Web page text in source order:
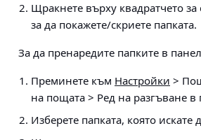
Щракнете върху квадратчето за
за да покажете/скриете папката.
За да пренаредите папките в
Преминете към Настройки >
на пощата > Ред на разгъване
Изберете папката, която искате